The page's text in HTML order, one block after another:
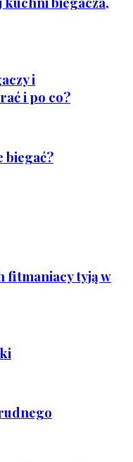
i
i po co?
biegać?
fitmaniacy tyją w